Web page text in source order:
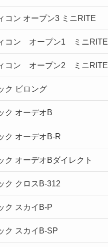
コン オープン3 ミニRITE
コン オープン1 ミニRITE
コン オープン2 ミニRITE
ク ビロング
ク オーデオB
ク オーデオB-R
ク オーデオBダイレクト
ク クロスB-312
ク スカイB-P
ク スカイB-SP